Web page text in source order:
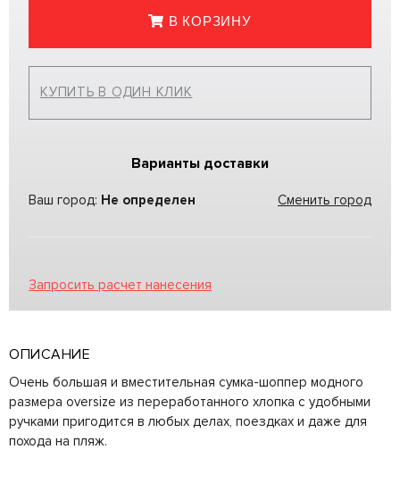
В КОРЗИНУ
КУПИТЬ В ОДИН КЛИК
Варианты доставки
Ваш город: Не определен Сменить город
Запросить расчет нанесения
ОПИСАНИЕ
Очень большая и вместительная сумка-шоппер модного
размера oversize из переработанного хлопка с удобными
ручками пригодится в любых делах, поездках и даже для
похода на пляж.